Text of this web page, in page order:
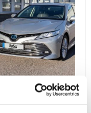
Toyota
Camry2018-